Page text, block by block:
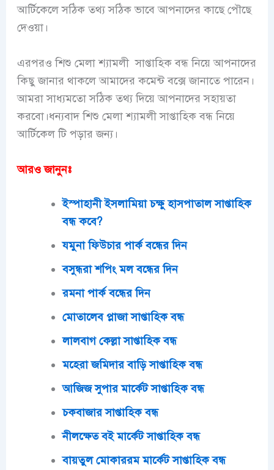
আর্টিকেলে সঠিক তথ্য সঠিক ভাবে আপনাদের কাছে পৌছে
দেওয়া।
এরপরও শিশু মেলা শ্যামলী সাপ্তাহিক বন্ধ নিয়ে আপনাদের
কিছু জানার থাকলে আমাদের কমেন্ট বক্সে জানাতে পারেন।
আমরা সাধ্যমতো সঠিক তথ্য দিয়ে আপনাদের সহায়তা
করবো।ধন্যবাদ শিশু মেলা শ্যামলী সাপ্তাহিক বন্ধ নিয়ে
আর্টিকেল টি পড়ার জন্য।
আরও জানুনঃ
ইস্পাহানী ইসলামিয়া চক্ষু হাসপাতাল সাপ্তাহিক
বন্ধ কবে?
যমুনা ফিউচার পার্ক বন্ধের দিন
বসুন্ধরা শপিং মল বন্ধের দিন
রমনা পার্ক বন্ধের দিন
মোতালেব প্লাজা সাপ্তাহিক বন্ধ
লালবাগ কেল্লা সাপ্তাহিক বন্ধ
মহেরা জমিদার বাড়ি সাপ্তাহিক বন্ধ
আজিজ সুপার মার্কেট সাপ্তাহিক বন্ধ
চকবাজার সাপ্তাহিক বন্ধ
নীলক্ষেত বই মার্কেট সাপ্তাহিক বন্ধ
বায়তুল মোকাররম মার্কেট সাপ্তাহিক বন্ধ